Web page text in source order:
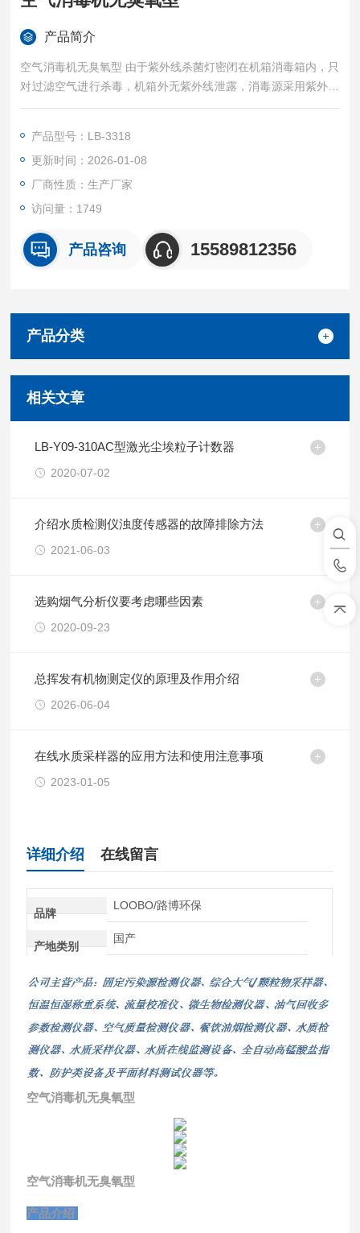
产品简介
空气消毒机无臭氧型 由于紫外线杀菌灯密闭在机箱消毒箱内，只
对过滤空气进行杀毒，机箱外无紫外线泄露，消毒源采用紫外线
杀菌灯，进行近距离高强度辐射消毒。
产品型号：LB-3318
更新时间：2026-01-08
厂商性质：生产厂家
访问量：1749
产品咨询 15589812356
产品分类
相关文章
LB-Y09-310AC型激光尘埃粒子计数器
2020-07-02
介绍水质检测仪浊度传感器的故障排除方法
2021-06-03
选购烟气分析仪要考虑哪些因素
2020-09-23
总挥发有机物测定仪的原理及作用介绍
2026-06-04
在线水质采样器的应用方法和使用注意事项
2023-01-05
详细介绍 在线留言
品牌
LOOBO/路博环保
产地类别
国产
空气消毒机无臭氧型
空气消毒机无臭氧型
产品介绍